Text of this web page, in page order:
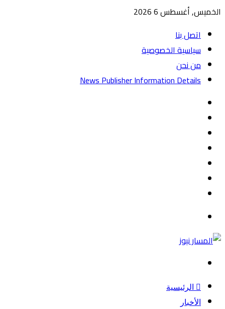
الخميس, أغسطس 6 2026
اتصل بنا
سياسية الخصوصية
من نحن
News Publisher Information Details
الرئيسية
الأخبار